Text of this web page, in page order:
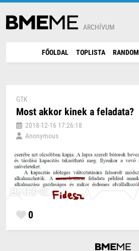
ARCHÍVUM
FŐOLDAL TOPLISTA RANDOM
GTK
Most akkor kinek a feladata?
2018-12-16 17:26:18
Anonymous
0